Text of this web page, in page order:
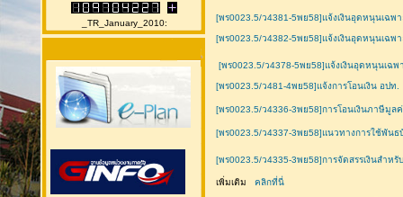
_TR_January_2010:
[พร0023.5/ว4381-5พย58]แจ้งเงินอุดหนุนเฉพ
[พร0023.5/ว4382-5พย58]แจ้งเงินอุดหนุนเฉพ
[พร0023.5/ว4378-5พย58]แจ้งเงินอุดหนุนเฉ
[พร0023.5/ว481-4พย58]แจ้งการโอนเงิน อปท.
[พร0023.5/ว4336-3พย58]การโอนเงินภาษีมู
[พร0023.5/ว4337-3พย58]แนวทางการใช้พันธ
[พร0023.5/ว4335-3พย58]การจัดสรรเงินสำ
เพิ่มเติม คลิกที่นี่